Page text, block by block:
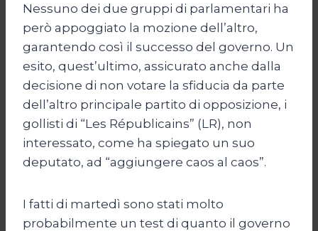
Nessuno dei due gruppi di parlamentari ha
però appoggiato la mozione dell’altro,
garantendo così il successo del governo. Un
esito, quest’ultimo, assicurato anche dalla
decisione di non votare la sfiducia da parte
dell’altro principale partito di opposizione, i
gollisti di “Les Républicains” (LR), non
interessato, come ha spiegato un suo
deputato, ad “aggiungere caos al caos”.
I fatti di martedì sono stati molto
probabilmente un test di quanto il governo